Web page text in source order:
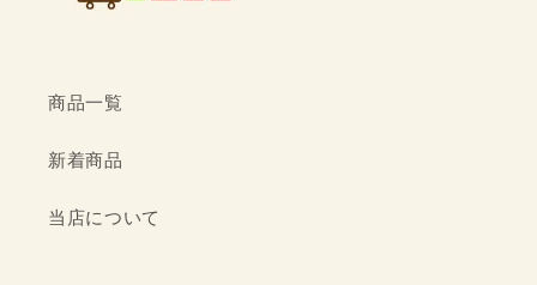
商品一覧
新着商品
当店について